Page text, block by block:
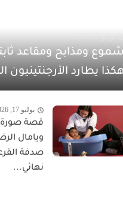
شموع ومذابح ومقاعد
هكذا يطارد الأرجنتينيون
يوليو 17, 2026
قصة
ويامال
صدفة
نهائي...